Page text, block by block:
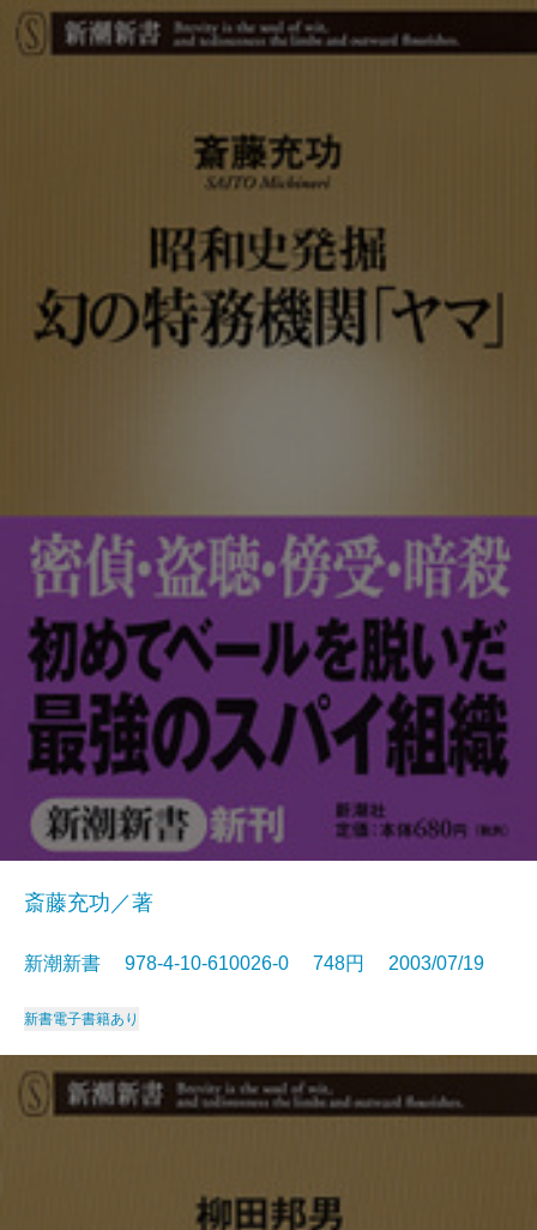
斎藤充功／著
新潮新書 978-4-10-610026-0 748円 2003/07/19
新書電子書籍あり